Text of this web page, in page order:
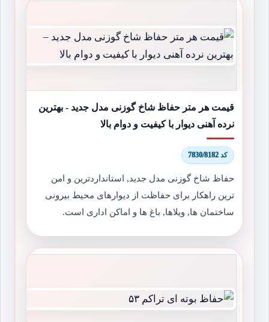
قیمت هر متر حفاظ شاخ گوزنی مدل جدید - بهترین
نرده آهنی دیوار با کیفیت و دوام بالا
کد 7830/8182
حفاظ شاخ گوزنی مدل جدید, استانداردترین و امن
ترین راهکار برای حفاظت از دیوارهای محیط بیرونی
ساختمان ها, ویلاها, باغ ها و اماکن اداری است.